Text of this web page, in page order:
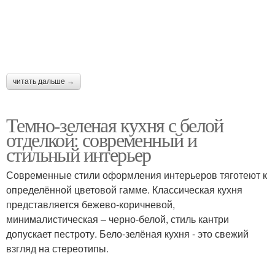
читать дальше →
Темно-зеленая кухня с белой
отделкой: современный и
стильный интерьер
Современные стили оформления интерьеров тяготеют к
определённой цветовой гамме. Классическая кухня
представляется бежево-коричневой,
минималистическая – черно-белой, стиль кантри
допускает пестроту. Бело-зелёная кухня - это свежий
взгляд на стереотипы.